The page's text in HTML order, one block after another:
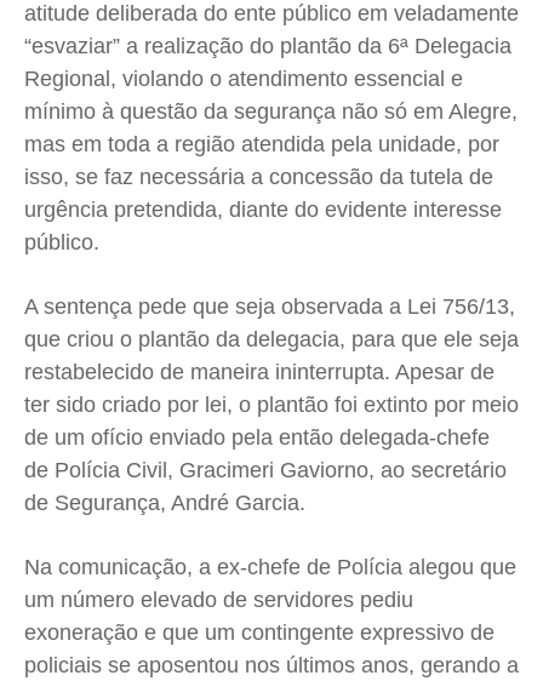
atitude deliberada do ente público em veladamente
“esvaziar” a realização do plantão da 6ª Delegacia
Regional, violando o atendimento essencial e
mínimo à questão da segurança não só em Alegre,
mas em toda a região atendida pela unidade, por
isso, se faz necessária a concessão da tutela de
urgência pretendida, diante do evidente interesse
público.
A sentença pede que seja observada a Lei 756/13,
que criou o plantão da delegacia, para que ele seja
restabelecido de maneira ininterrupta. Apesar de
ter sido criado por lei, o plantão foi extinto por meio
de um ofício enviado pela então delegada-chefe
de Polícia Civil, Gracimeri Gaviorno, ao secretário
de Segurança, André Garcia.
Na comunicação, a ex-chefe de Polícia alegou que
um número elevado de servidores pediu
exoneração e que um contingente expressivo de
policiais se aposentou nos últimos anos, gerando a